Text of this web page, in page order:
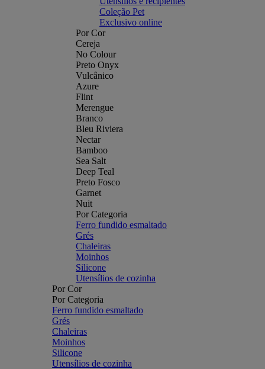
Coleção Pet
Exclusivo online
Por Cor
Cereja
No Colour
Preto Onyx
Vulcânico
Azure
Flint
Merengue
Branco
Bleu Riviera
Nectar
Bamboo
Sea Salt
Deep Teal
Preto Fosco
Garnet
Nuit
Por Categoria
Ferro fundido esmaltado
Grés
Chaleiras
Moinhos
Silicone
Utensílios de cozinha
Por Cor
Por Categoria
Ferro fundido esmaltado
Grés
Chaleiras
Moinhos
Silicone
Utensílios de cozinha